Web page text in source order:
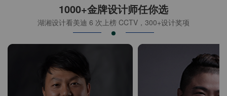
1000+金牌设计师任你选
湖湘设计看美迪 6 次上榜 CCTV，300+设计奖项